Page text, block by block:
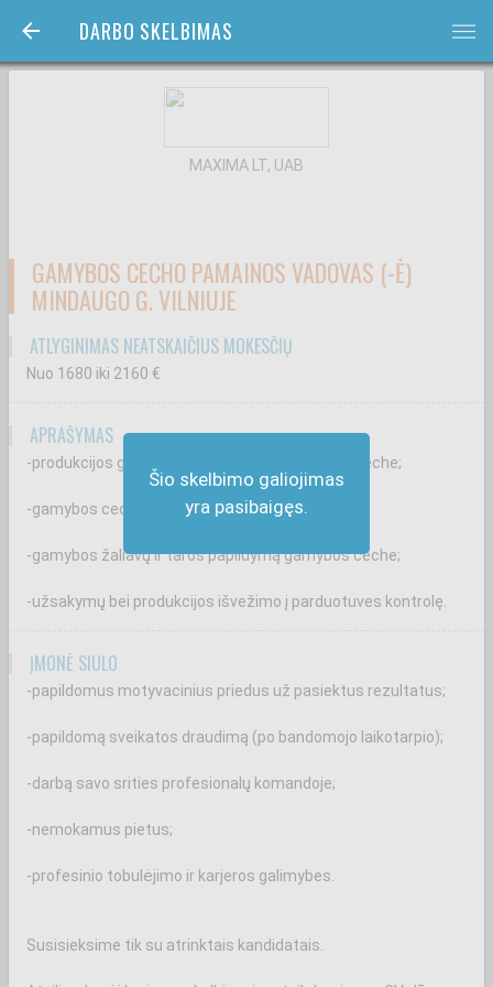
DARBO SKELBIMAS bars
Šio skelbimo galiojimas
yra pasibaigęs.
MAXIMA LT, UAB
GAMYBOS CECHO PAMAINOS VADOVAS (-Ė)
MINDAUGO G. VILNIUJE
ATLYGINIMAS NEATSKAIČIUS MOKESČIŲ
Nuo 1680 iki 2160 €
APRAŠYMAS
-produkcijos gamybos organizavimą gamybos ceche;
-gamybos cecho pamainos darbo organizavimą;
-gamybos žaliavų ir taros papildymą gamybos ceche;
-užsakymų bei produkcijos išvežimo į parduotuves kontrolę.
ĮMONĖ SIŪLO
-papildomus motyvacinius priedus už pasiektus rezultatus;
-papildomą sveikatos draudimą (po bandomojo laikotarpio);
-darbą savo srities profesionalų komandoje;
-nemokamus pietus;
-profesinio tobulėjimo ir karjeros galimybes.
Susisieksime tik su atrinktais kandidatais.